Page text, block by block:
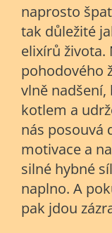
naprosto
tak důležité
elixírů života.
pohodového
vlně
kotlem a
nás posouvá
motivace a
silné hybné
naplno. A
pak jdou